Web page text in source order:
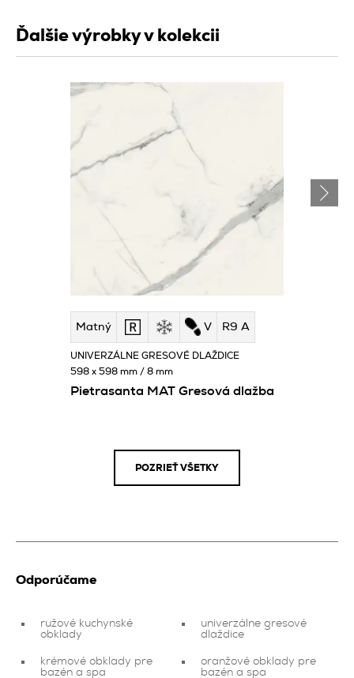
Ďalšie výrobky v kolekcii
Matný V R9 A
Pietrasanta MAT Gresová dlažba
UNIVERZÁLNE GRESOVÉ DLAŽDICE
598 x 598 mm / 8 mm
POZRIEŤ VŠETKY
Odporúčame
ružové kuchynské
obklady
krémové obklady pre
bazén a spa
univerzálne gresové
dlaždice
oranžové obklady pre
bazén a spa